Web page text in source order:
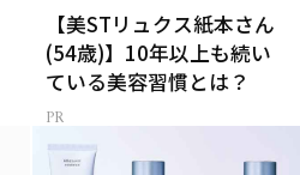
【美STリュクス紙本さん
(54歳)】10年以上も続い
ている美容習慣とは？